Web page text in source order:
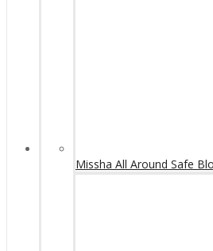
Missha All Around Safe